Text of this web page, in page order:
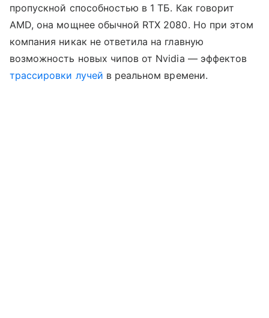
пропускной способностью в 1 ТБ. Как говорит
AMD, она мощнее обычной RTX 2080. Но при этом
компания никак не ответила на главную
возможность новых чипов от Nvidia — эффектов
трассировки лучей в реальном времени.